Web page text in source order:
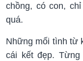
chồng, có con,
quá.
Những mối tình từ
cái kết đẹp.